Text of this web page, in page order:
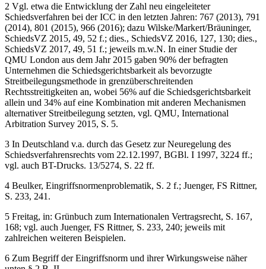
2 Vgl. etwa die Entwicklung der Zahl neu eingeleiteter
Schiedsverfahren bei der ICC in den letzten Jahren: 767 (2013), 791
(2014), 801 (2015), 966 (2016); dazu Wilske/Markert/Bräuninger,
SchiedsVZ 2015, 49, 52 f.; dies., SchiedsVZ 2016, 127, 130; dies.,
SchiedsVZ 2017, 49, 51 f.; jeweils m.w.N. In einer Studie der
QMU London aus dem Jahr 2015 gaben 90% der befragten
Unternehmen die Schiedsgerichtsbarkeit als bevorzugte
Streitbeilegungsmethode in grenzüberschreitenden
Rechtsstreitigkeiten an, wobei 56% auf die Schiedsgerichtsbarkeit
allein und 34% auf eine Kombination mit anderen Mechanismen
alternativer Streitbeilegung setzten, vgl. QMU, International
Arbitration Survey 2015, S. 5.
3 In Deutschland v.a. durch das Gesetz zur Neuregelung des
Schiedsverfahrensrechts vom 22.12.1997, BGBl. I 1997, 3224 ff.;
vgl. auch BT-Drucks. 13/5274, S. 22 ff.
4 Beulker, Eingriffsnormenproblematik, S. 2 f.; Juenger, FS Rittner,
S. 233, 241.
5 Freitag, in: Grünbuch zum Internationalen Vertragsrecht, S. 167,
168; vgl. auch Juenger, FS Rittner, S. 233, 240; jeweils mit
zahlreichen weiteren Beispielen.
6 Zum Begriff der Eingriffsnorm und ihrer Wirkungsweise näher